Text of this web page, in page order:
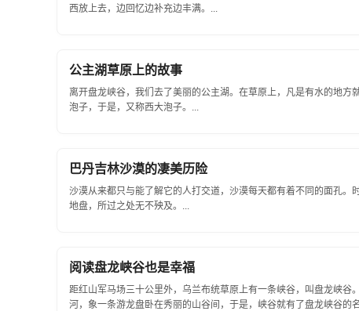
西放上去，边回忆边补充边丰满。...
公主湖草原上的故事
离开盘龙峡谷，我们去了美丽的公主湖。在草原上，凡是有水的地
泡子，于是，又称西大泡子。...
巴丹吉林沙漠的凄美历险
沙漠从来都只与能了解它的人打交道，沙漠每天都有着不同的面孔
地盘，所过之处无不殃及。...
阅读盘龙峡谷也是幸福
距红山军马场三十公里外，乌兰布统草原上有一条峡谷，叫盘龙峡
河，象一条游龙盘卧在秀丽的山谷间，于是，峡谷就有了盘龙峡谷的